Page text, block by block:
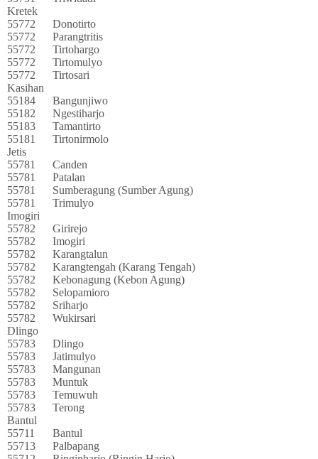
Kretek
55772
Donotirto
55772
Parangtritis
55772
Tirtohargo
55772
Tirtomulyo
55772
Tirtosari
Kasihan
55184
Bangunjiwo
55182
Ngestiharjo
55183
Tamantirto
55181
Tirtonirmolo
Jetis
55781
Canden
55781
Patalan
55781
Sumberagung (Sumber Agung)
55781
Trimulyo
Imogiri
55782
Girirejo
55782
Imogiri
55782
Karangtalun
55782
Karangtengah (Karang Tengah)
55782
Kebonagung (Kebon Agung)
55782
Selopamioro
55782
Sriharjo
55782
Wukirsari
Dlingo
55783
Dlingo
55783
Jatimulyo
55783
Mangunan
55783
Muntuk
55783
Temuwuh
55783
Terong
Bantul
55711
Bantul
55713
Palbapang